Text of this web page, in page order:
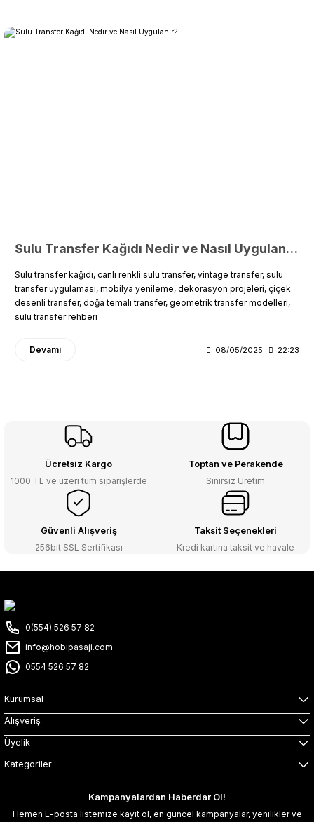
Sulu Transfer Kağıdı Nedir ve Nasıl Uygulanır?
Sulu transfer kağıdı, canlı renkli sulu transfer, vintage transfer, sulu
transfer uygulaması, mobilya yenileme, dekorasyon projeleri, çiçek
desenli transfer, doğa temalı transfer, geometrik transfer modelleri,
sulu transfer rehberi
Devamı 08/05/2025 22:23
Ücretsiz Kargo
1000 TL ve üzeri tüm siparişlerde
Toptan ve Perakende
Sınırsız Üretim
Güvenli Alışveriş
256bit SSL Sertifikası
Taksit Seçenekleri
Kredi kartına taksit ve havale
0(554) 526 57 82
info@hobipasaji.com
0554 526 57 82
Kurumsal
Alışveriş
Üyelik
Kategoriler
Kampanyalardan Haberdar Ol!
Hemen E-posta listemize kayıt ol, en güncel kampanyalar, yenilikler ve